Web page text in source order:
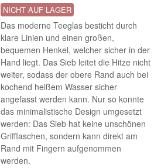
NICHT AUF LAGER
Das moderne Teeglas besticht durch
klare Linien und einen großen,
bequemen Henkel, welcher sicher in der
Hand liegt. Das Sieb leitet die Hitze nicht
weiter, sodass der obere Rand auch bei
kochend heißem Wasser sicher
angefasst werden kann. Nur so konnte
das minimalistische Design umgesetzt
werden: Das Sieb hat keine unschönen
Grifflaschen, sondern kann direkt am
Rand mit Fingern aufgenommen
werden.